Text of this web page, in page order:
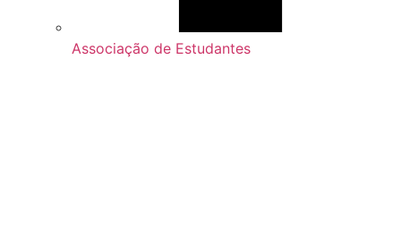
Associação de Estudantes